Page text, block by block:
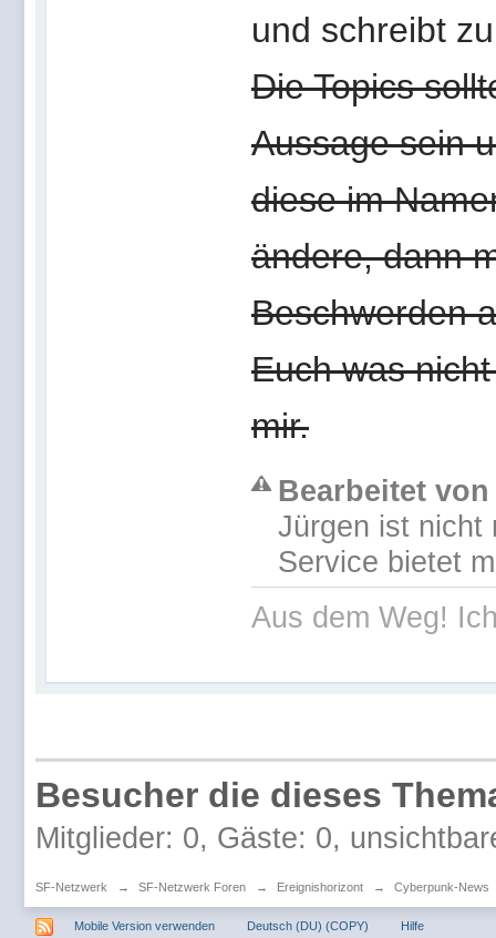
und schreibt
Die Topics
Aussage sein
diese im
ändere, dann
Beschwerden
Euch was
mir.
Bearbeitet
Jürgen ist nicht
Service bietet
Aus dem Weg!
Besucher die dieses
Mitglieder: 0, Gäste: 0,
SF-Netzwerk → SF-Netzwerk Foren → Ereignishorizont → Cyberpunk-News
Mobile Version verwenden Deutsch (DU) (COPY) Hilfe